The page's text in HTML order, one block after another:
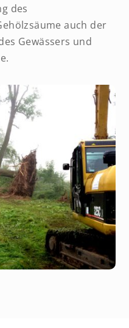
des
auch der
Gewässers und